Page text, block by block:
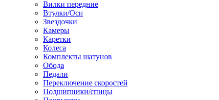
Вилки передние
Втулки/Оси
Звездочки
Камеры
Каретки
Колеса
Комплекты шатунов
Обода
Педали
Переключение скоростей
Подшипники/спицы